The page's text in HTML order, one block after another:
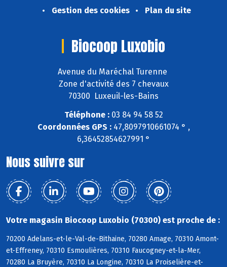
Gestion des cookies
Plan du site
Biocoop Luxobio
Avenue du Maréchal Turenne
Zone d'activité des 7 chevaux
70300 Luxeuil-les-Bains
Téléphone :03 84 94 58 52
Coordonnées GPS :47,8097910661074 ° ,
6,36452854627991 °
Nous suivre sur
Votre magasin Biocoop Luxobio (70300) est proche de :
70200 Adelans-et-le-Val-de-Bithaine, 70280 Amage, 70310 Amont-
et-Effreney, 70310 Esmoulières, 70310 Faucogney-et-la-Mer,
70280 La Bruyère, 70310 La Longine, 70310 La Proiselière-et-